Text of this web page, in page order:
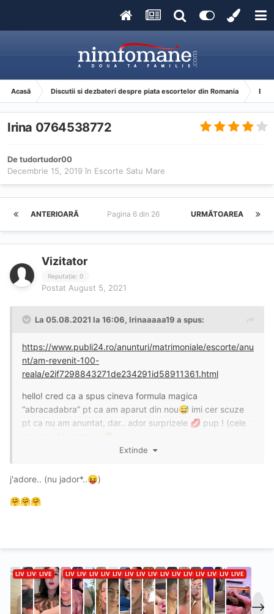
Acasă Discutii si dezbateri despre piata escortelor din Romania
Irina 0764538772
Detudortudor00
Decembrie 15, 2019 în Escorte Satu Mare
ANTERIOARĂ URMĂTOAREA
Pagina 6 din 26
Vizitator
Reputație: 0
Postat August 5, 2021
La 05.08.2021 la 16:06, Irinaaaaa19 a spus:
https://www.publi24.ro/anunturi/matrimoniale/escorte/anu
nt/am-revenit-100-
reala/e2if7298843271de234291id58911361.html
hello! cred ca a spus cineva formula magica
“abracadabra” pt ca am aparut din nou😅 imi cer scuze
pt ca nu am anuntat, dar.. ador surprizele 💋 pup ! (cele
Extinde
j'adore.. (nu jador*..😝)
🤗🤗🤗